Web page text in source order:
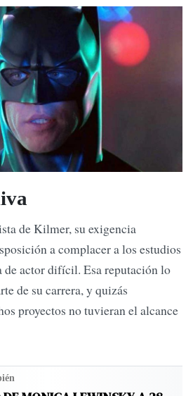
de Kilmer, su exigencia
a complacer a los estudios
de actor difícil. Esa reputación lo
de su carrera, y quizás
proyectos no tuvieran el alcance